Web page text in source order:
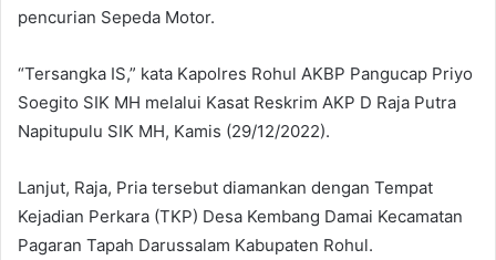
pencurian Sepeda Motor.
“Tersangka IS,” kata Kapolres Rohul AKBP Pangucap Priyo
Soegito SIK MH melalui Kasat Reskrim AKP D Raja Putra
Napitupulu SIK MH, Kamis (29/12/2022).
Lanjut, Raja, Pria tersebut diamankan dengan Tempat
Kejadian Perkara (TKP) Desa Kembang Damai Kecamatan
Pagaran Tapah Darussalam Kabupaten Rohul.